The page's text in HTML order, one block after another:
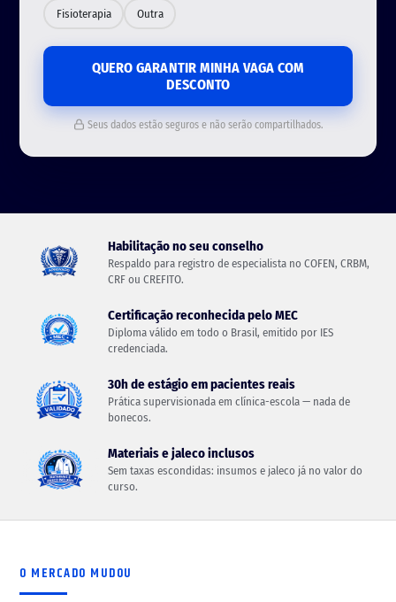
Fisioterapia Outra
QUERO GARANTIR MINHA VAGA COM
DESCONTO
Seus dados estão seguros e não serão compartilhados.
Habilitação no seu conselho
Respaldo para registro de especialista no COFEN, CRBM,
CRF ou CREFITO.
Certificação reconhecida pelo MEC
Diploma válido em todo o Brasil, emitido por IES
credenciada.
30h de estágio em pacientes reais
Prática supervisionada em clínica-escola — nada de
bonecos.
Materiais e jaleco inclusos
Sem taxas escondidas: insumos e jaleco já no valor do
curso.
O MERCADO MUDOU